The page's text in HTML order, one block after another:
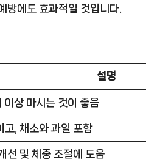
방에도 효과적일 것입니다.
설명
이상 마시는 것이 좋음
고, 채소와 과일 포함
선 및 체중 조절에 도움